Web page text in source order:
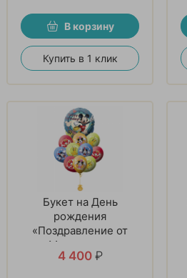
В корзину
Купить в 1 клик
Букет на День
рождения
«Поздравление от
Микки и его
друзей-2» из 21 шаров
4 400 ₽